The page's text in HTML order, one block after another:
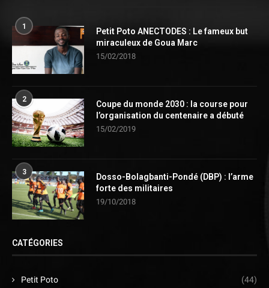
1
Petit Poto ANECTODES : Le fameux but
miraculeux de Goua Marc
15/02/2018
2
Coupe du monde 2030 : la course pour
l’organisation du centenaire a débuté
15/02/2019
3
Dosso-Bolagbanti-Pondé (DBP) : l’arme
forte des militaires
19/10/2018
CATÉGORIES
Petit Poto (44)